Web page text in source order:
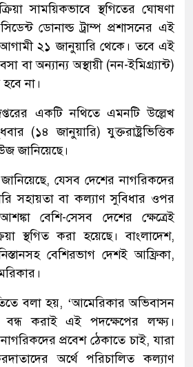
সাময়িকভাবে স্থগিতের ঘোষণা
ডোনাল্ড ট্রাম্প প্রশাসনের এই
আগামী ২১ জানুয়ারি থেকে। তবে এই
বা অন্যান্য অস্থায়ী (নন-ইমিগ্র্যান্ট)
হবে না।
দপ্তরের একটি নথিতে এমনটি উল্লেখ
(১৪ জানুয়ারি) যুক্তরাষ্ট্রভিত্তিক
জানিয়েছে।
জানিয়েছে, যেসব দেশের নাগরিকদের
সহায়তা বা কল্যাণ সুবিধার ওপর
বেশি-সেসব দেশের ক্ষেত্রেই
স্থগিত করা হয়েছে। বাংলাদেশ,
বেশিরভাগ দেশই আফ্রিকা,
বলা হয়, ‘আমেরিকার অভিবাসন
বন্ধ করাই এই পদক্ষেপের লক্ষ্য।
প্রবেশ ঠেকাতে চাই, যারা
অর্থে পরিচালিত কল্যাণ